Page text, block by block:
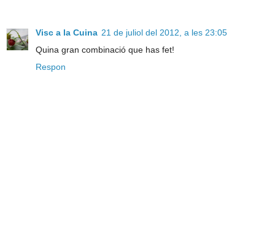
Visc a la Cuina 21 de juliol del 2012, a les 23:05
Quina gran combinació que has fet!
Respon